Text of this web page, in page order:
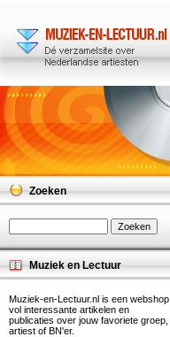
Zoeken
Muziek en Lectuur
Muziek-en-Lectuur.nl is een webshop
vol interessante artikelen en
publicaties over jouw favoriete groep,
artiest of BN'er.